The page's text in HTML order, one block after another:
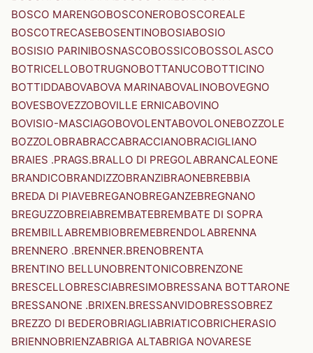
BOSCO MARENGOBOSCONEROBOSCOREALE
BOSCOTRECASEBOSENTINOBOSIABOSIO
BOSISIO PARINIBOSNASCOBOSSICOBOSSOLASCO
BOTRICELLOBOTRUGNOBOTTANUCOBOTTICINO
BOTTIDDABOVABOVA MARINABOVALINOBOVEGNO
BOVESBOVEZZOBOVILLE ERNICABOVINO
BOVISIO-MASCIAGOBOVOLENTABOVOLONEBOZZOLE
BOZZOLOBRABRACCABRACCIANOBRACIGLIANO
BRAIES .PRAGS.BRALLO DI PREGOLABRANCALEONE
BRANDICOBRANDIZZOBRANZIBRAONEBREBBIA
BREDA DI PIAVEBREGANOBREGANZEBREGNANO
BREGUZZOBREIABREMBATEBREMBATE DI SOPRA
BREMBILLABREMBIOBREMEBRENDOLABRENNA
BRENNERO .BRENNER.BRENOBRENTA
BRENTINO BELLUNOBRENTONICOBRENZONE
BRESCELLOBRESCIABRESIMOBRESSANA BOTTARONE
BRESSANONE .BRIXEN.BRESSANVIDOBRESSOBREZ
BREZZO DI BEDEROBRIAGLIABRIATICOBRICHERASIO
BRIENNOBRIENZABRIGA ALTABRIGA NOVARESE